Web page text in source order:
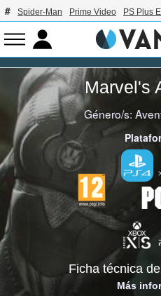
Spider-Man Prime Video PS Plus
Marvel's
Género/s:
Ficha técnica
Más